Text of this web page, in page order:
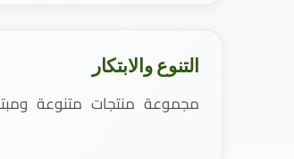
التنوع والابتكار
مجموعة منتجات متنوعة